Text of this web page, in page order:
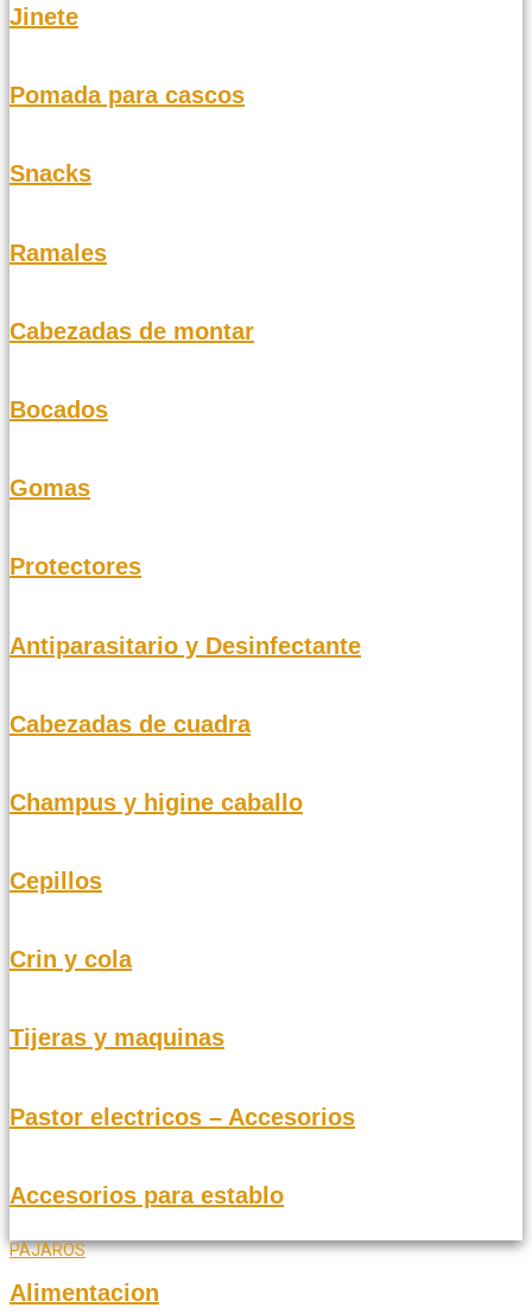
Jinete
Pomada para cascos
Snacks
Ramales
Cabezadas de montar
Bocados
Gomas
Protectores
Antiparasitario y Desinfectante
Cabezadas de cuadra
Champus y higine caballo
Cepillos
Crin y cola
Tijeras y maquinas
Pastor electricos – Accesorios
Accesorios para establo
PAJAROS
Alimentacion